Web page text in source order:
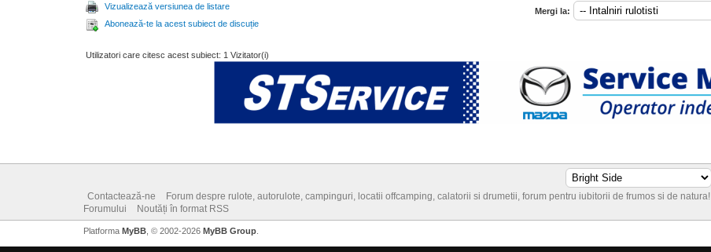
Vizualizează versiunea de listare
Abonează-te la acest subiect de discuție
Mergi la:
Utilizatori care citesc acest subiect: 1 Vizitator(i)
Contactează-ne Forum despre rulote, autorulote, campinguri, locatii offcamping, calatorii si drumetii, forum pentru iubitorii de frumos si de natura!
Forumului
Noutăți în format RSS
Platforma MyBB, © 2002-2026 MyBB Group.